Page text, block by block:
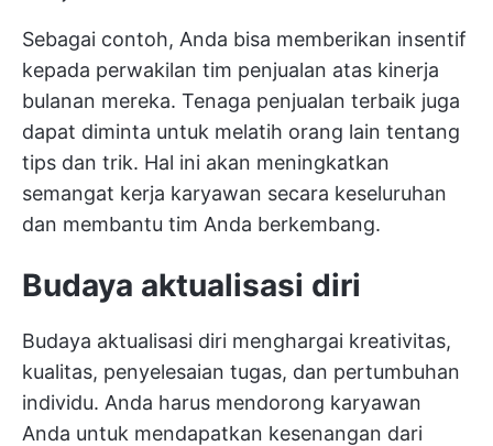
Sebagai contoh, Anda bisa memberikan insentif
kepada perwakilan tim penjualan atas kinerja
bulanan mereka. Tenaga penjualan terbaik juga
dapat diminta untuk melatih orang lain tentang
tips dan trik. Hal ini akan meningkatkan
semangat kerja karyawan secara keseluruhan
dan membantu tim Anda berkembang.
Budaya aktualisasi diri
Budaya aktualisasi diri menghargai kreativitas,
kualitas, penyelesaian tugas, dan pertumbuhan
individu. Anda harus mendorong karyawan
Anda untuk mendapatkan kesenangan dari